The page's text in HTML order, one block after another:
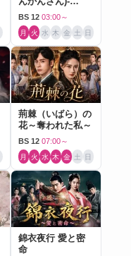
Journey to Love-
BS 12 03:00～
月 火 水 木 金 土 日
荊棘（いばら）の
花～奪われた私～
BS 12 07:00～
月 火 水 木 金 土 日
錦衣夜行 愛と密
命